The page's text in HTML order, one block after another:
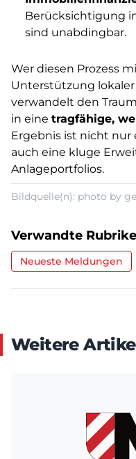
Berücksichtigung
sind unabdingbar.
Wer diesen Prozess
Unterstützung
verwandelt den
in eine tragfähige,
Ergebnis ist nicht nur
auch eine kluge
Anlageportfolios.
Bildquelle(n): photo by
Verwandte
Neueste Meldungen
Weitere